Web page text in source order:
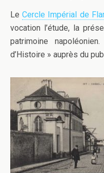
LeCercle Impérial de
vocation l’étude, la
patrimoine
d’Histoire » auprès du